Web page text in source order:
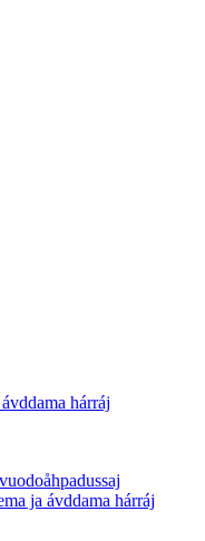
hárráj
ja ávddama hárráj